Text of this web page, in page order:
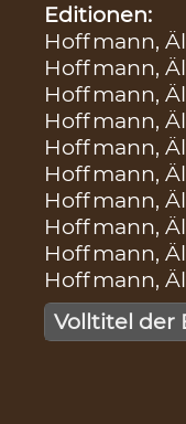
Editionen:
Hoffmann,
Hoffmann,
Hoffmann,
Hoffmann,
Hoffmann,
Hoffmann,
Hoffmann,
Hoffmann,
Hoffmann,
Hoffmann,
Volltitel der